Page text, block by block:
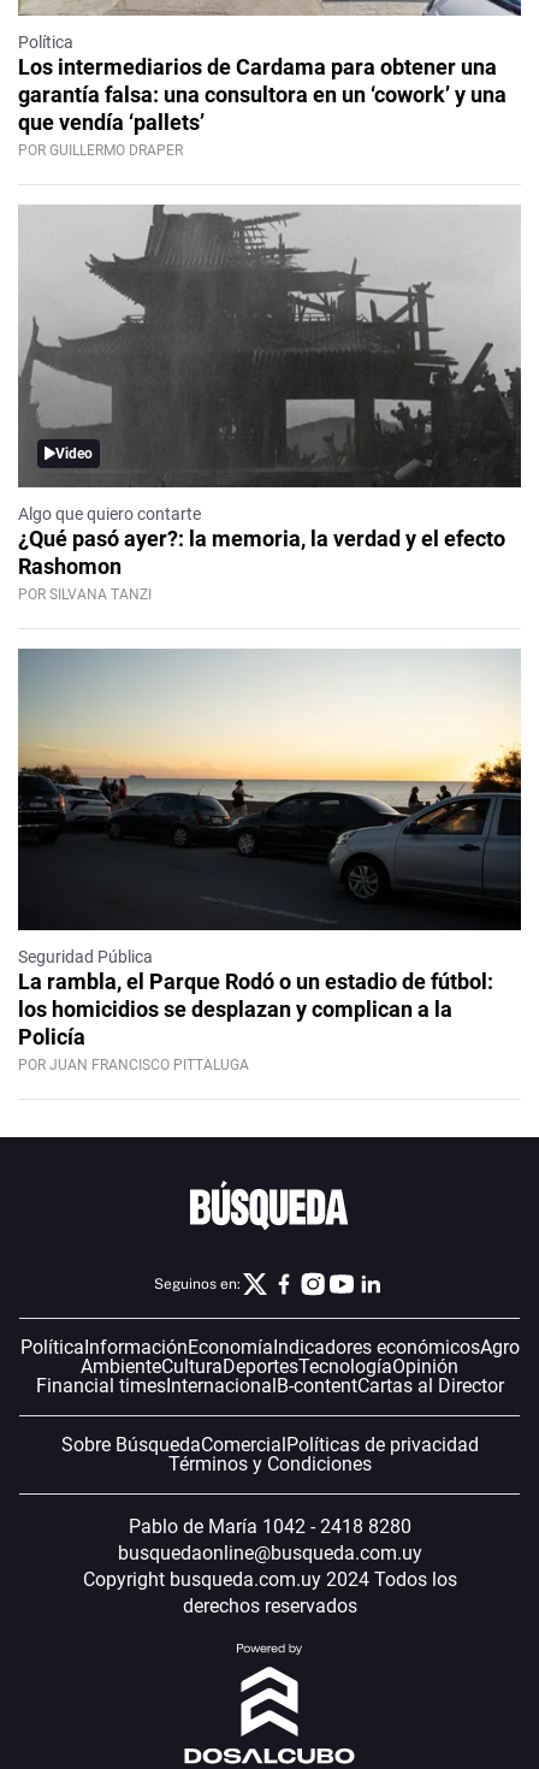
Política
Los intermediarios de Cardama para obtener una
garantía falsa: una consultora en un ‘cowork’ y una
que vendía ‘pallets’
POR GUILLERMO DRAPER
Video
Algo que quiero contarte
¿Qué pasó ayer?: la memoria, la verdad y el efecto
Rashomon
POR SILVANA TANZI
Seguridad Pública
La rambla, el Parque Rodó o un estadio de fútbol:
los homicidios se desplazan y complican a la
Policía
POR JUAN FRANCISCO PITTALUGA
Seguinos en:
Política InformaciónEconomía Indicadores económicosAgro
AmbienteCulturaDeportesTecnologíaOpinión
Financial timesInternacional B-contentCartas al Director
Sobre BúsquedaComercial Políticas de privacidad
Términos y Condiciones
Pablo de María 1042 - 2418 8280
busquedaonline@busqueda.com.uy
Copyright busqueda.com.uy 2024 Todos los
derechos reservados